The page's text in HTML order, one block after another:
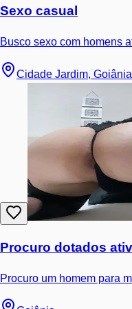
Sexo casual
Busco sexo com homens
Cidade Jardim, Goiânia
Procuro dotados
Procuro um homem para